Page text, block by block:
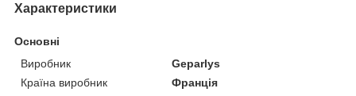
Характеристики
Основні
Виробник
Geparlys
Країна виробник
Франція